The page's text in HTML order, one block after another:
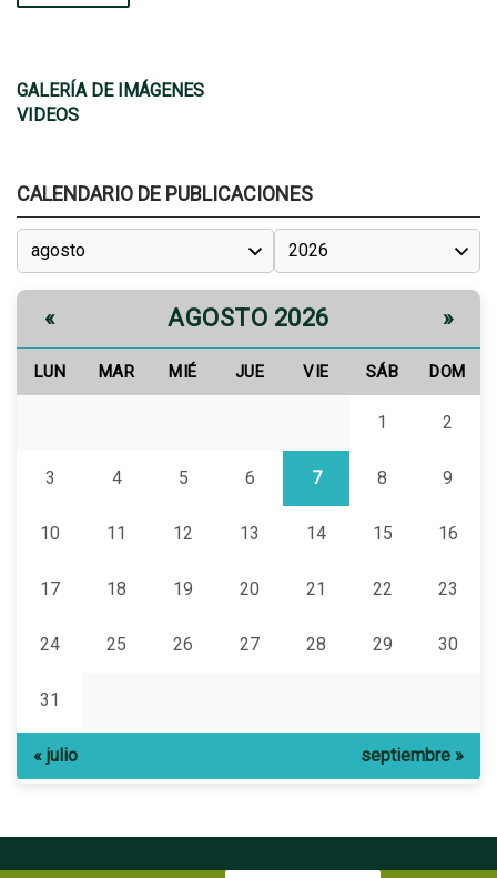
GALERÍA DE IMÁGENES
VIDEOS
CALENDARIO DE PUBLICACIONES
« AGOSTO 2026 »
LUN MAR MIÉ JUE VIE SÁB DOM
1 2
3 4 5 6 7 8 9
10 11 12 13 14 15 16
17 18 19 20 21 22 23
24 25 26 27 28 29 30
31
« julio septiembre »